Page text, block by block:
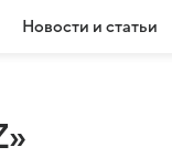
Новости и статьи